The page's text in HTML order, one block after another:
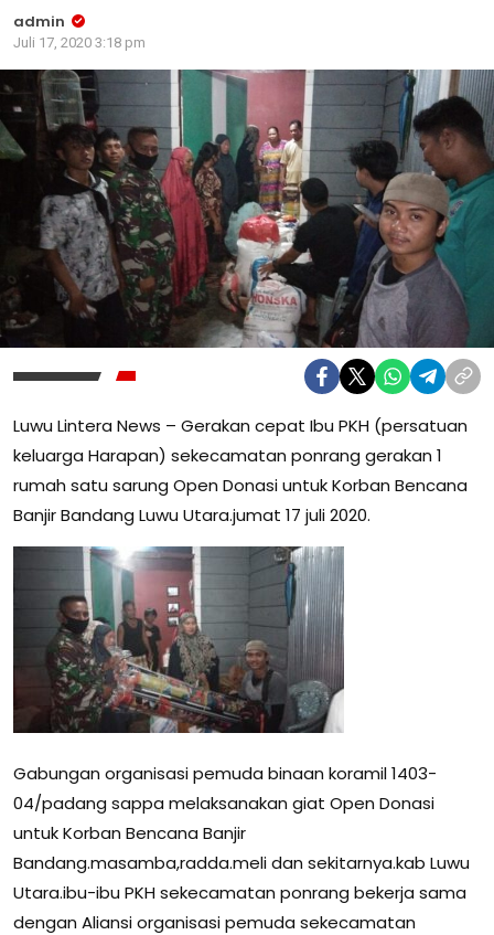
admin
Juli 17, 2020 3:18 pm
Luwu Lintera News – Gerakan cepat Ibu PKH (persatuan
keluarga Harapan) sekecamatan ponrang gerakan 1
rumah satu sarung Open Donasi untuk Korban Bencana
Banjir Bandang Luwu Utara.jumat 17 juli 2020.
Gabungan organisasi pemuda binaan koramil 1403-
04/padang sappa melaksanakan giat Open Donasi
untuk Korban Bencana Banjir
Bandang.masamba,radda.meli dan sekitarnya.kab Luwu
Utara.ibu-ibu PKH sekecamatan ponrang bekerja sama
dengan Aliansi organisasi pemuda sekecamatan